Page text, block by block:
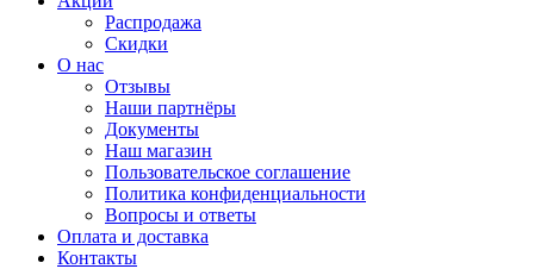
Распродажа
Скидки
О нас
Отзывы
Наши партнёры
Документы
Наш магазин
Пользовательское соглашение
Политика конфиденциальности
Вопросы и ответы
Оплата и доставка
Контакты